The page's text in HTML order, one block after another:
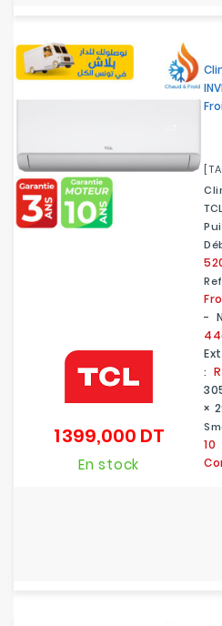
-
:
×
1 399,000 DTPrix
En stock